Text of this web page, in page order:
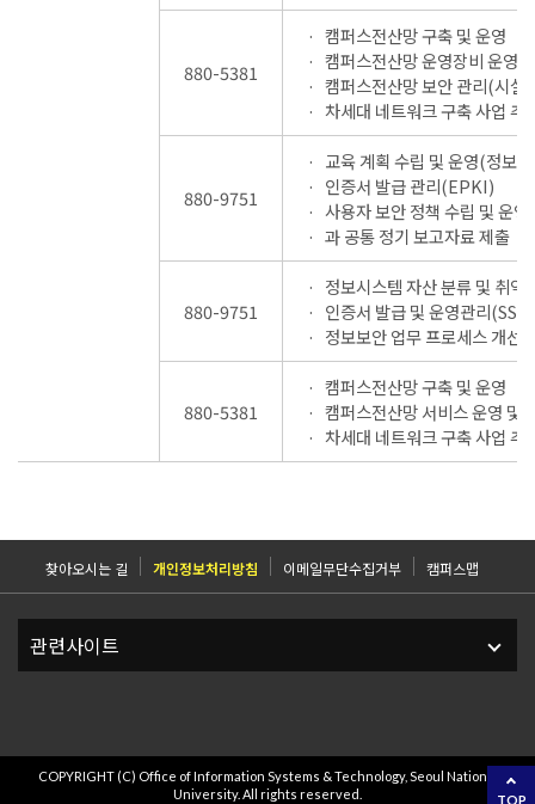
880-5381
캠퍼스전산망 구축 및 운영
캠퍼스전산망 운영장비 운영
캠퍼스전산망 보안 관리(시설
차세대 네트워크 구축 사업 추
880-9751
교육 계획 수립 및 운영(정보
인증서 발급 관리(EPKI)
사용자 보안 정책 수립 및 운
과 공통 정기 보고자료 제출
880-9751
정보시스템 자산 분류 및 취약
인증서 발급 및 운영관리(SSL)
정보보안 업무 프로세스 개선
880-5381
캠퍼스전산망 구축 및 운영
캠퍼스전산망 서비스 운영 및
차세대 네트워크 구축 사업 추
TOP
찾아오시는 길 개인정보처리방침 이메일무단수집거부 캠퍼스맵
COPYRIGHT (C) Office of Information Systems & Technology, Seoul National
University. All rights reserved.